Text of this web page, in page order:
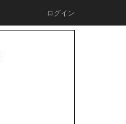
ログイン